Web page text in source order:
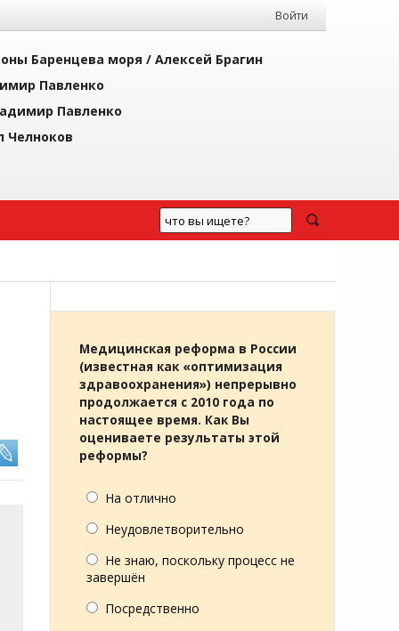
Войти
Баренцева моря / Алексей Брагин
Павленко
Павленко
Челноков
Медицинская реформа в России
(известная как «оптимизация
здравоохранения») непрерывно
продолжается с 2010 года по
настоящее время. Как Вы
оцениваете результаты этой
реформы?
На отлично
Неудовлетворительно
Не знаю, поскольку процесс не
завершён
Посредственно